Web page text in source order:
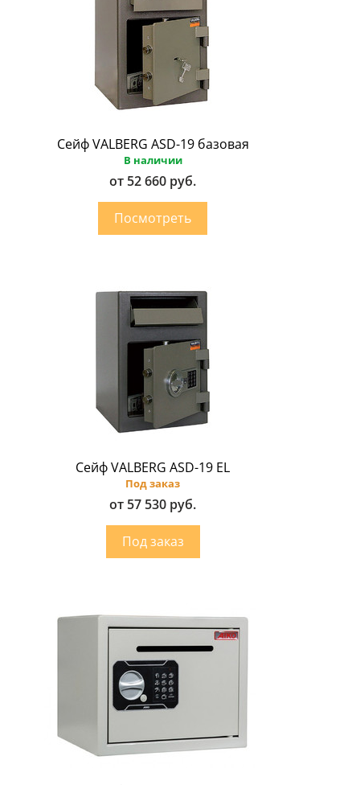
Сейф VALBERG ASD-19 базовая
В наличии
от 52 660 руб.
Сейф VALBERG ASD-19 EL
Под заказ
от 57 530 руб.